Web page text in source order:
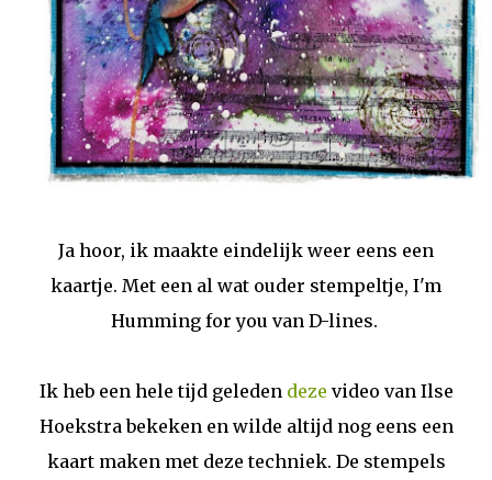
Ja hoor, ik maakte eindelijk weer eens een
kaartje. Met een al wat ouder stempeltje, I'm
Humming for you van D-lines.
Ik heb een hele tijd geleden deze video van Ilse
Hoekstra bekeken en wilde altijd nog eens een
kaart maken met deze techniek. De stempels